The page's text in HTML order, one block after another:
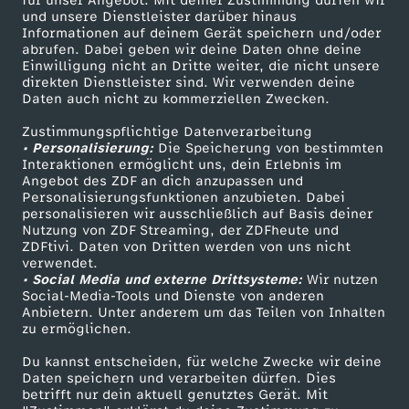
und unsere Dienstleister darüber hinaus
Informationen auf deinem Gerät speichern und/oder
abrufen. Dabei geben wir deine Daten ohne deine
Einwilligung nicht an Dritte weiter, die nicht unsere
direkten Dienstleister sind. Wir verwenden deine
Daten auch nicht zu kommerziellen Zwecken.
Zustimmungspflichtige Datenverarbeitung
• Personalisierung:Die Speicherung von bestimmten
Interaktionen ermöglicht uns, dein Erlebnis im
Angebot des ZDF an dich anzupassen und
Personalisierungsfunktionen anzubieten. Dabei
personalisieren wir ausschließlich auf Basis deiner
Nutzung von ZDF Streaming, der ZDFheute und
ZDFtivi. Daten von Dritten werden von uns nicht
verwendet.
• Social Media und externe Drittsysteme:Wir nutzen
Social-Media-Tools und Dienste von anderen
Anbietern. Unter anderem um das Teilen von Inhalten
zu ermöglichen.
Du kannst entscheiden, für welche Zwecke wir deine
Daten speichern und verarbeiten dürfen. Dies
betrifft nur dein aktuell genutztes Gerät. Mit
Mehr ZDF
ZDF-Apps
Smart TV
ZDFtext
Livestreams
Sendungen A-Z
TV-Programm
Service
ZDFmitreden
Kontakt zum ZDF
Tickets
Zuschauerservice
Hilfe
ZDF Unternehmen
Karriere
ZDF goes Schule
Werbefernsehen